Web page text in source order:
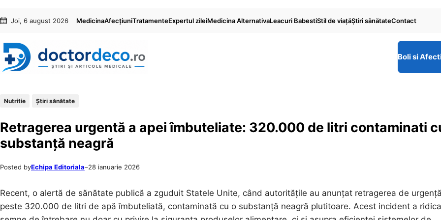
conținut
content
Joi, 6 august 2026 MedicinaAfecțiuniTratamenteExpertul zileiMedicina AlternativaLeacuri BabestiStil de viaţăŞtiri sănătateContact
Boli si
Nutritie Ştiri sănătate
Retragerea urgentă a apei îmbuteliate: 320.000 de litri contaminati
substanță neagră
Posted byEchipa Editoriala–28 ianuarie 2026
Recent, o alertă de sănătate publică a zguduit Statele Unite, când autoritățile au anunțat retragerea de
peste 320.000 de litri de apă îmbuteliată, contaminată cu o substanță neagră plutitoare. Acest incident a